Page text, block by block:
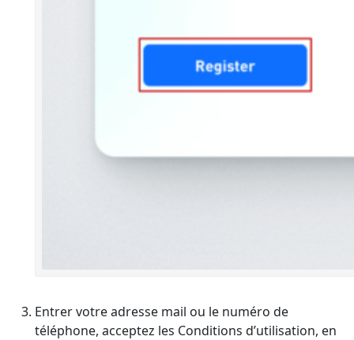
Entrer votre adresse mail ou le numéro de
téléphone, acceptez les Conditions d’utilisation, en